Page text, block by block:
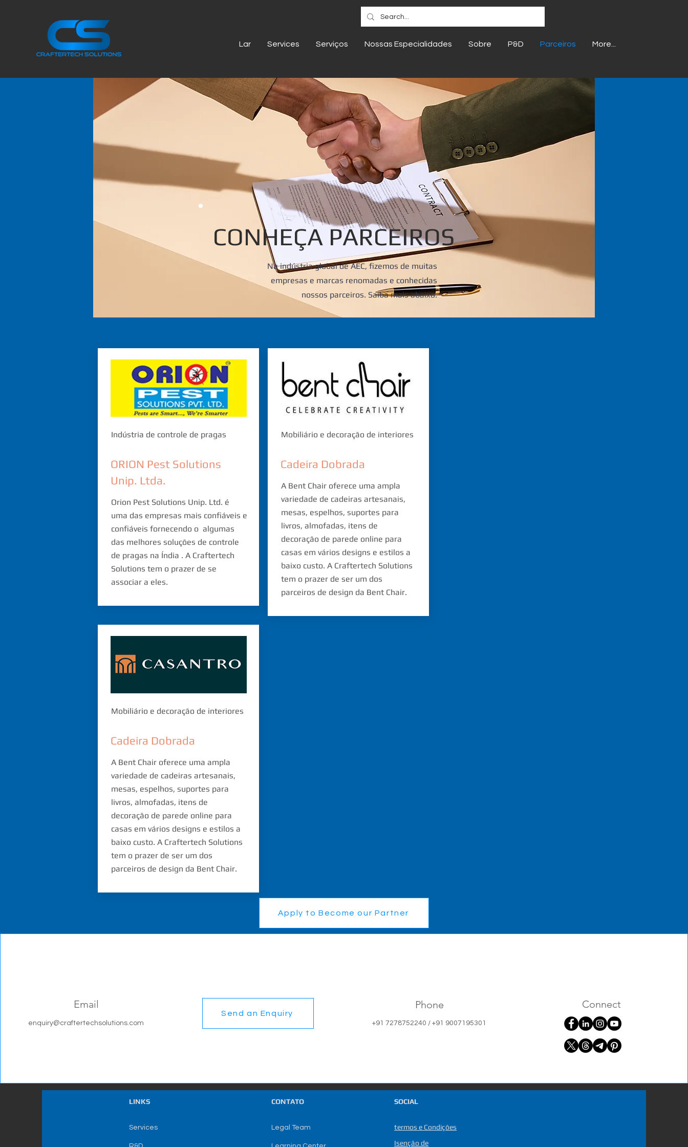
Lar Services Serviços Nossas Especialidades Sobre P&D Parceiros More...
CONHEÇA PARCEIROS
Na indústria global de AEC, fizemos de muitas
empresas e marcas renomadas e conhecidas
nossos parceiros. Saiba mais abaixo.
Indústria de controle de pragas
ORION Pest Solutions
Unip. Ltda.
Orion Pest Solutions Unip. Ltd. é
uma das empresas mais confiáveis e
confiáveis fornecendo o algumas
das melhores soluções de controle
de pragas na Índia . A Craftertech
Solutions tem o prazer de se
associar a eles.
Mobiliário e decoração de interiores
Cadeira Dobrada
A Bent Chair oferece uma ampla
variedade de cadeiras artesanais,
mesas, espelhos, suportes para
livros, almofadas, itens de
decoração de parede online para
casas em vários designs e estilos a
baixo custo. A Craftertech Solutions
tem o prazer de ser um dos
parceiros de design da Bent Chair.
Mobiliário e decoração de interiores
Cadeira Dobrada
A Bent Chair oferece uma ampla
variedade de cadeiras artesanais,
mesas, espelhos, suportes para
livros, almofadas, itens de
decoração de parede online para
casas em vários designs e estilos a
baixo custo. A Craftertech Solutions
tem o prazer de ser um dos
parceiros de design da Bent Chair.
Apply to Become our Partner
Email
enquiry@craftertechsolutions.com
Send an Enquiry
Phone
+91 7278752240 / +91 9007195301
Connect
LINKS
Services
CONTATO
Legal Team
SOCIAL
termos e Condições
Isenção de